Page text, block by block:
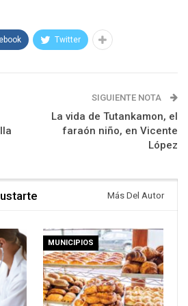
Twitter
SIGUIENTE NOTA
La vida de Tutankamon, el
faraón niño, en Vicente
López
Más Del Autor
MUNICIPIOS